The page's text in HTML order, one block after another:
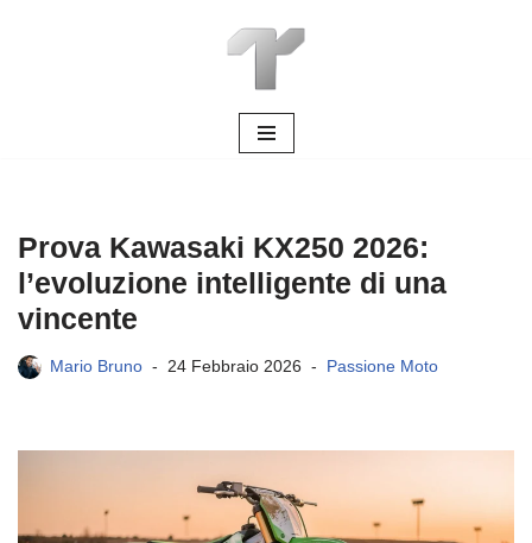
Prova Kawasaki KX250 2026:
l’evoluzione intelligente di una
vincente
Mario Bruno 24 Febbraio 2026 Passione Moto